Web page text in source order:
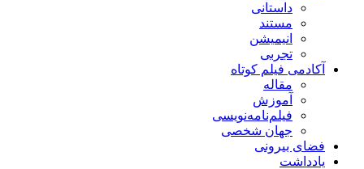
داستانی
مستند
انیمیشن
تجربی
آکادمی فیلم کوتاه
مقاله
آموزش
فیلم‌نامه‌نویسی
جهان شخصی
فضای بیرونی
یادداشت